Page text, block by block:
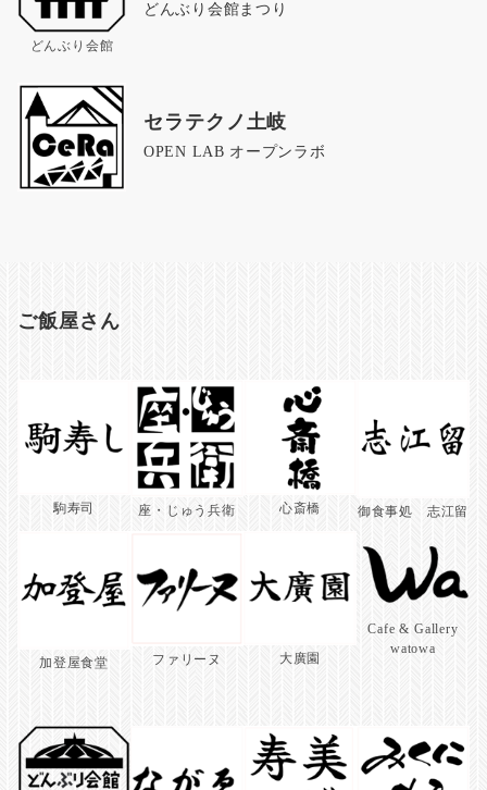
どんぶり会館
どんぶり会館まつり
セラテクノ土岐
OPEN LAB オープンラボ
ご飯屋さん
駒寿司 座・じゅう兵衛 心斎橋 御食事処 志江留
加登屋食堂 ファリーヌ 大廣園
Cafe & Gallery
watowa